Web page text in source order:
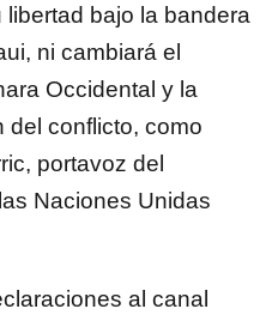
bajo la bandera
ni cambiará el
Occidental y la
del conflicto, como
portavoz del
Naciones Unidas
al canal